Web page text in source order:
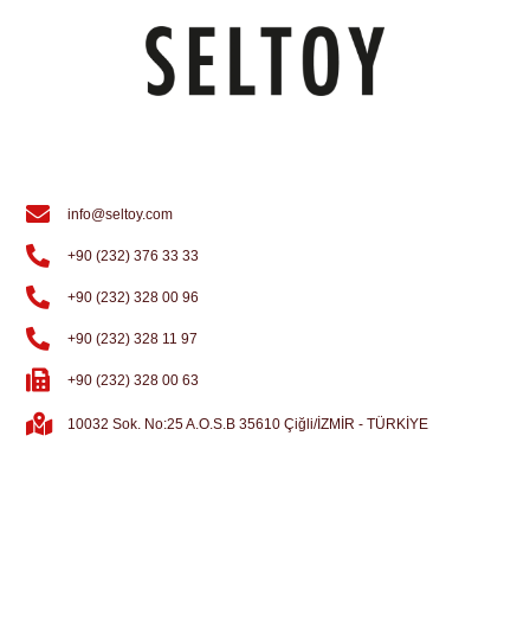
info@seltoy.com
+90 (232) 376 33 33
+90 (232) 328 00 96
+90 (232) 328 11 97
+90 (232) 328 00 63
10032 Sok. No:25 A.O.S.B 35610 Çiğli/İZMİR - TÜRKİYE